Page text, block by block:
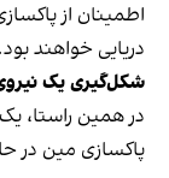
اطمینان از
دریایی خواهند
شکل‌گیری یک
در همین راستا،
پاکسازی مین در